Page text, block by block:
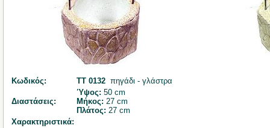
Κωδικός: ΤΤ 0132 πηγάδι - γλάστρα
Διαστάσεις:
Ύψος: 50 cm
Μήκος: 27 cm
Πλάτος: 27 cm
Χαρακτηριστικά: